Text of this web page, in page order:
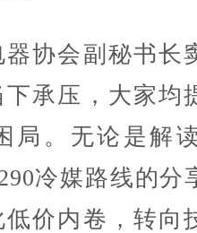
会副秘书长
承压，大家均
局。无论是解
冷媒路线的分
价内卷，转向